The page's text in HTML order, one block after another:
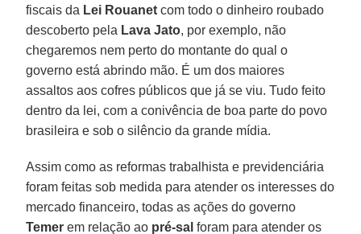
fiscais da Lei Rouanet com todo o dinheiro roubado
descoberto pela Lava Jato, por exemplo, não
chegaremos nem perto do montante do qual o
governo está abrindo mão. É um dos maiores
assaltos aos cofres públicos que já se viu. Tudo feito
dentro da lei, com a conivência de boa parte do povo
brasileira e sob o silêncio da grande mídia.
Assim como as reformas trabalhista e previdenciária
foram feitas sob medida para atender os interesses do
mercado financeiro, todas as ações do governo
Temer em relação ao pré-sal foram para atender os